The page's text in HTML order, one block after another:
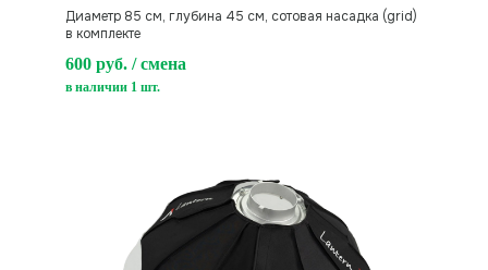
Диаметр 85 см, глубина 45 см, сотовая насадка (grid)
в комплекте
600 руб. / смена
в наличии 1 шт.